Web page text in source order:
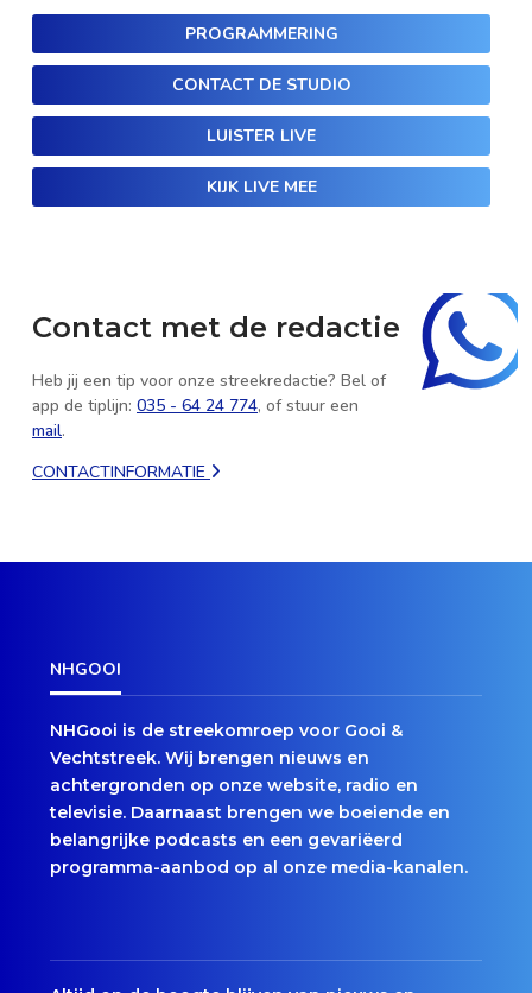
PROGRAMMERING
CONTACT DE STUDIO
LUISTER LIVE
KIJK LIVE MEE
Contact met de redactie
Heb jij een tip voor onze streekredactie? Bel of
app de tiplijn: 035 - 64 24 774, of stuur een
mail.
CONTACTINFORMATIE
NHGOOI
NHGooi is de streekomroep voor Gooi &
Vechtstreek. Wij brengen nieuws en
achtergronden op onze website, radio en
televisie. Daarnaast brengen we boeiende en
belangrijke podcasts en een gevariëerd
programma-aanbod op al onze media-kanalen.